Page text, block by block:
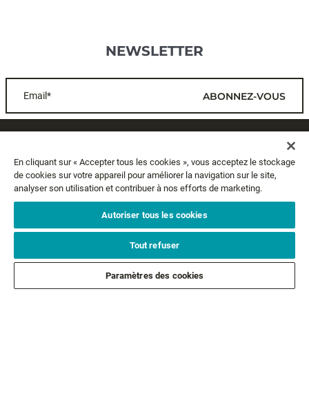
NEWSLETTER
Email* ABONNEZ-VOUS
A PROPOS
MENTIONS LÉGALES
SUIVEZ-NOUS
En cliquant sur « Accepter tous les cookies », vous acceptez le stockage
de cookies sur votre appareil pour améliorer la navigation sur le site,
analyser son utilisation et contribuer à nos efforts de marketing.
Autoriser tous les cookies
Tout refuser
Paramètres des cookies